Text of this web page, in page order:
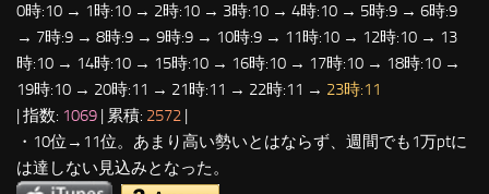
0時:10 → 1時:10 → 2時:10 → 3時:10 → 4時:10 → 5時:9 → 6時:9
→ 7時:9 → 8時:9 → 9時:9 → 10時:9 → 11時:10 → 12時:10 → 13
時:10 → 14時:10 → 15時:10 → 16時:10 → 17時:10 → 18時:10 →
19時:10 → 20時:11 → 21時:11 → 22時:11 → 23時:11
| 指数: 1069 | 累積: 2572 |
・10位→11位。あまり高い勢いとはならず、週間でも1万ptに
は達しない見込みとなった。